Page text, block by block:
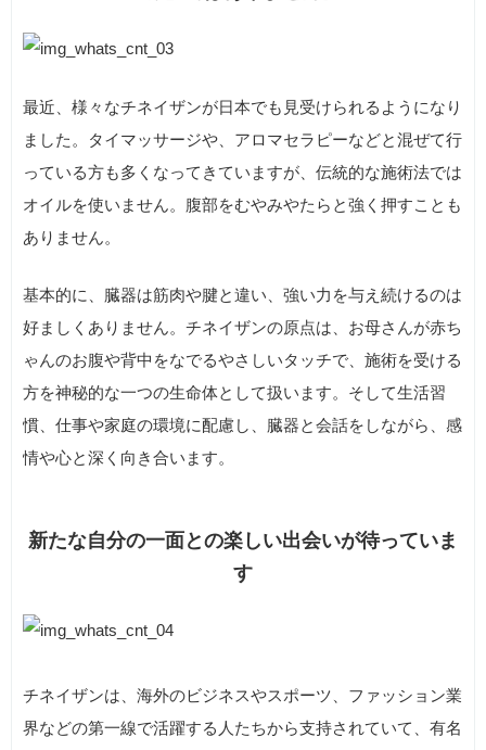
最近、様々なチネイザンが日本でも見受けられるようになり
ました。タイマッサージや、アロマセラピーなどと混ぜて行
っている方も多くなってきていますが、伝統的な施術法では
オイルを使いません。腹部をむやみやたらと強く押すことも
ありません。
基本的に、臓器は筋肉や腱と違い、強い力を与え続けるのは
好ましくありません。チネイザンの原点は、お母さんが赤ち
ゃんのお腹や背中をなでるやさしいタッチで、施術を受ける
方を神秘的な一つの生命体として扱います。そして生活習
慣、仕事や家庭の環境に配慮し、臓器と会話をしながら、感
情や心と深く向き合います。
新たな自分の一面との楽しい出会いが待っていま
す
チネイザンは、海外のビジネスやスポーツ、ファッション業
界などの第一線で活躍する人たちから支持されていて、有名